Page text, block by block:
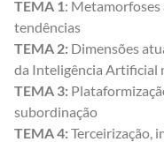
TEMA 1: Metamorfoses
tendências
TEMA 2: Dimensões
da Inteligência Artificial
TEMA 3:
subordinação
TEMA 4:Terceirização,